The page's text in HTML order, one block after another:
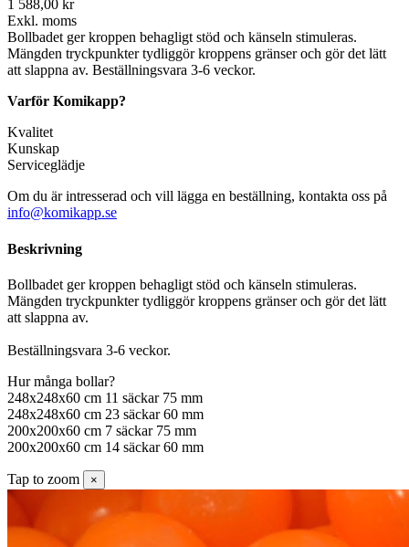
1 588,00 kr
Exkl. moms
Bollbadet ger kroppen behagligt stöd och känseln stimuleras.
Mängden tryckpunkter tydliggör kroppens gränser och gör det lätt
att slappna av. Beställningsvara 3-6 veckor.
Varför Komikapp?
Kvalitet
Kunskap
Serviceglädje
Om du är intresserad och vill lägga en beställning, kontakta oss på
info@komikapp.se
Beskrivning
Bollbadet ger kroppen behagligt stöd och känseln stimuleras.
Mängden tryckpunkter tydliggör kroppens gränser och gör det lätt
att slappna av.
Beställningsvara 3-6 veckor.
Hur många bollar?
248x248x60 cm 11 säckar 75 mm
248x248x60 cm 23 säckar 60 mm
200x200x60 cm 7 säckar 75 mm
200x200x60 cm 14 säckar 60 mm
Tap to zoom ×